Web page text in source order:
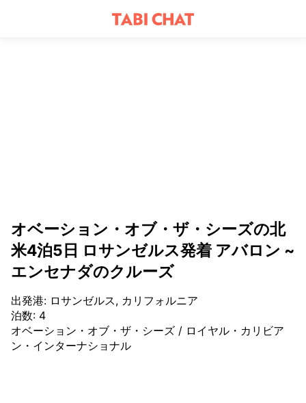
オベーション・オブ・ザ・シーズの北
米4泊5日 ロサンゼルス発着 アバロン ~
エンセナダのクルーズ
出発港: ロサンゼルス, カリフォルニア
泊数: 4
オベーション・オブ・ザ・シーズ / ロイヤル・カリビア
ン・インターナショナル